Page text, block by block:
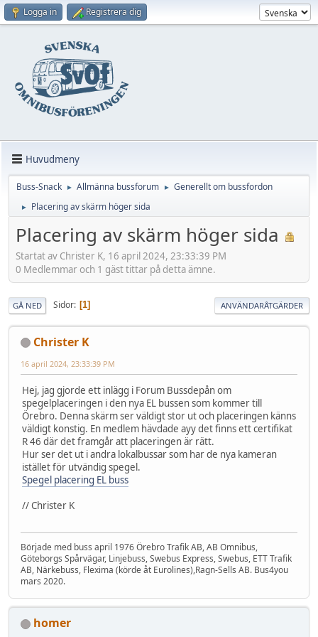
Logga in Registrera dig
Huvudmeny
Buss-Snack ► Allmänna bussforum ► Generellt om bussfordon
► Placering av skärm höger sida
Placering av skärm höger sida
Startat av Christer K, 16 april 2024, 23:33:39 PM
0 Medlemmar och 1 gäst tittar på detta ämne.
GÅ NED Sidor 1 ANVÄNDARÅTGÄRDER
Christer K
16 april 2024, 23:33:39 PM
Hej, jag gjorde ett inlägg i Forum Bussdepån om
spegelplaceringen i den nya EL bussen som kommer till
Örebro. Denna skärm ser väldigt stor ut och placeringen känns
väldigt konstig. En medlem hävdade ayy det finns ett certifikat
R 46 där det framgår att placeringen är rätt.
Hur ser det ut i andra lokalbussar som har de nya kameran
istället för utvändig spegel.
Spegel placering EL buss
// Christer K
Började med buss april 1976 Örebro Trafik AB, AB Omnibus,
Göteborgs Spårvägar, Linjebuss, Swebus Express, Swebus, ETT Trafik
AB, Närkebuss, Flexima (körde åt Eurolines),Ragn-Sells AB. Bus4you
mars 2020.
homer